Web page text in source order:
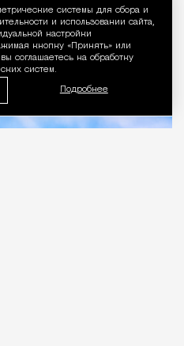
Уведомление
системы для сбора и
и использовании сайта,
настройки
кнопку «Принять» или
соглашаетесь на обработку
систем.
Подробнее